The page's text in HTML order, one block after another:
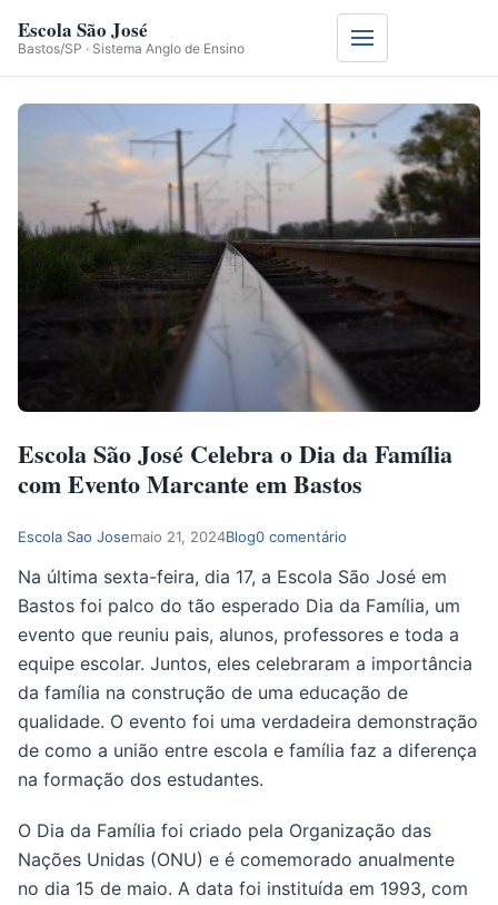
Escola São José
Bastos/SP · Sistema Anglo de Ensino Menu
Escola São José Celebra o Dia da Família
com Evento Marcante em Bastos
Escola Sao Josemaio 21, 2024Blog0 comentário
Na última sexta-feira, dia 17, a Escola São José em
Bastos foi palco do tão esperado Dia da Família, um
evento que reuniu pais, alunos, professores e toda a
equipe escolar. Juntos, eles celebraram a importância
da família na construção de uma educação de
qualidade. O evento foi uma verdadeira demonstração
de como a união entre escola e família faz a diferença
na formação dos estudantes.
O Dia da Família foi criado pela Organização das
Nações Unidas (ONU) e é comemorado anualmente
no dia 15 de maio. A data foi instituída em 1993, com